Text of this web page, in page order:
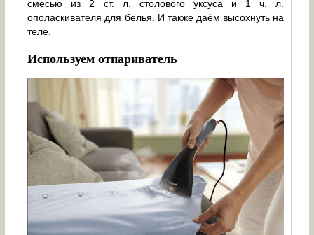
смесью из 2 ст. л. столового уксуса и 1 ч. л.
ополаскивателя для белья. И также даём высохнуть на
теле.
Используем отпариватель